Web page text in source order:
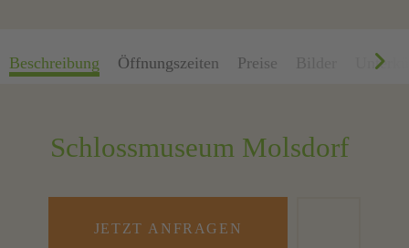
Beschreibung Öffnungszeiten Preise
Schlossmuseum Molsdorf
JETZT ANFRAGEN